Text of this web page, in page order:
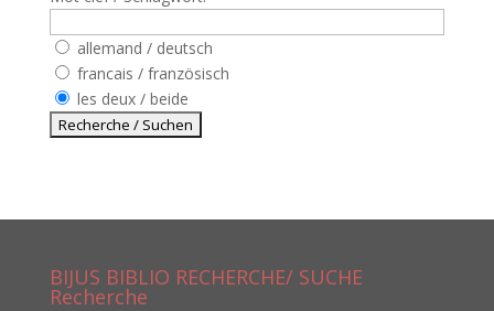
allemand / deutsch
francais / französisch
les deux / beide
BIJUS BIBLIO RECHERCHE/ SUCHE
Recherche